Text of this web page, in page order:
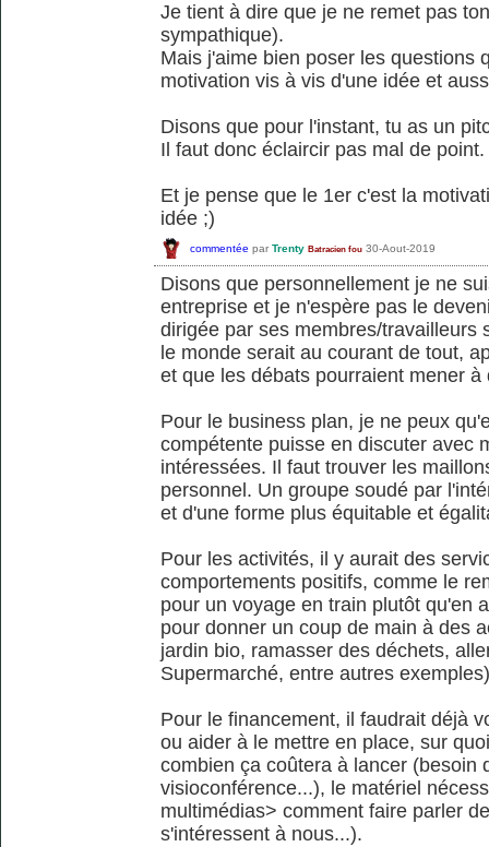
Je tient à dire que je ne remet pas
sympathique).
Mais j'aime bien poser les questions
motivation vis à vis d'une idée et
Disons que pour l'instant, tu as un
Il faut donc éclaircir pas mal de point.
Et je pense que le 1er c'est la
idée ;)
commentée par Trenty Batracien fou 30-Aout-2019
Disons que personnellement je ne
entreprise et je n'espère pas le
dirigée par ses membres/travailleurs
le monde serait au courant de tout,
et que les débats pourraient mener
Pour le business plan, je ne peux
compétente puisse en discuter avec
intéressées. Il faut trouver les
personnel. Un groupe soudé par
et d'une forme plus équitable et
Pour les activités, il y aurait des
comportements positifs, comme le
pour un voyage en train plutôt qu'en
pour donner un coup de main à des
jardin bio, ramasser des déchets,
Supermarché, entre autres
Pour le financement, il faudrait déjà
ou aider à le mettre en place, sur
combien ça coûtera à lancer (besoin
visioconférence...), le matériel
multimédias> comment faire parler
s'intéressent à nous...).